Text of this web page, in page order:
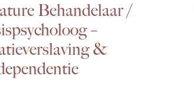
Behandelaar /
–
&